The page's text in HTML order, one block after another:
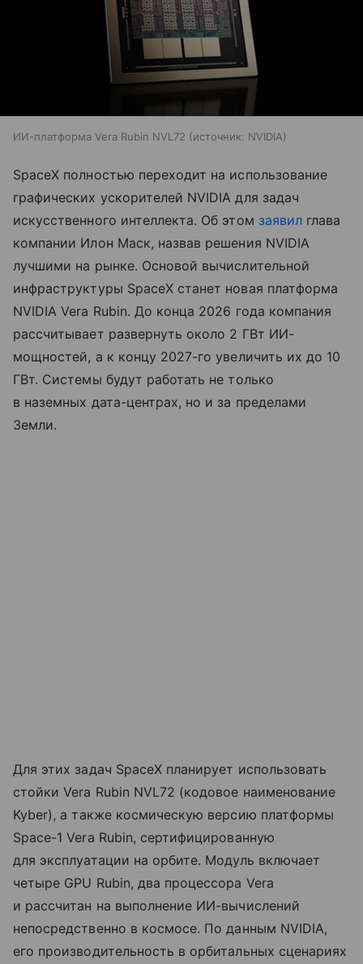
ИИ-платформа Vera Rubin NVL72 источник: NVIDIA
SpaceX полностью переходит на использование
графических ускорителей NVIDIA для задач
искусственного интеллекта. Об этом заявилглава
компании Илон Маск, назвав решения NVIDIA
лучшими на рынке. Основой вычислительной
инфраструктуры SpaceX станет новая платформа
NVIDIA Vera Rubin. До конца 2026 года компания
рассчитывает развернуть около 2 ГВт ИИ-
мощностей, а к концу 2027-го увеличить их до 10
ГВт. Системы будут работать не только
в наземных дата-центрах, но и за пределами
Земли.
Для этих задач SpaceX планирует использовать
стойки Vera Rubin NVL72 (кодовое наименование
Kyber), а также космическую версию платформы
Space-1 Vera Rubin, сертифицированную
для эксплуатации на орбите. Модуль включает
четыре GPU Rubin, два процессора Vera
и рассчитан на выполнение ИИ-вычислений
непосредственно в космосе. По данным NVIDIA,
его производительность в орбитальных сценариях